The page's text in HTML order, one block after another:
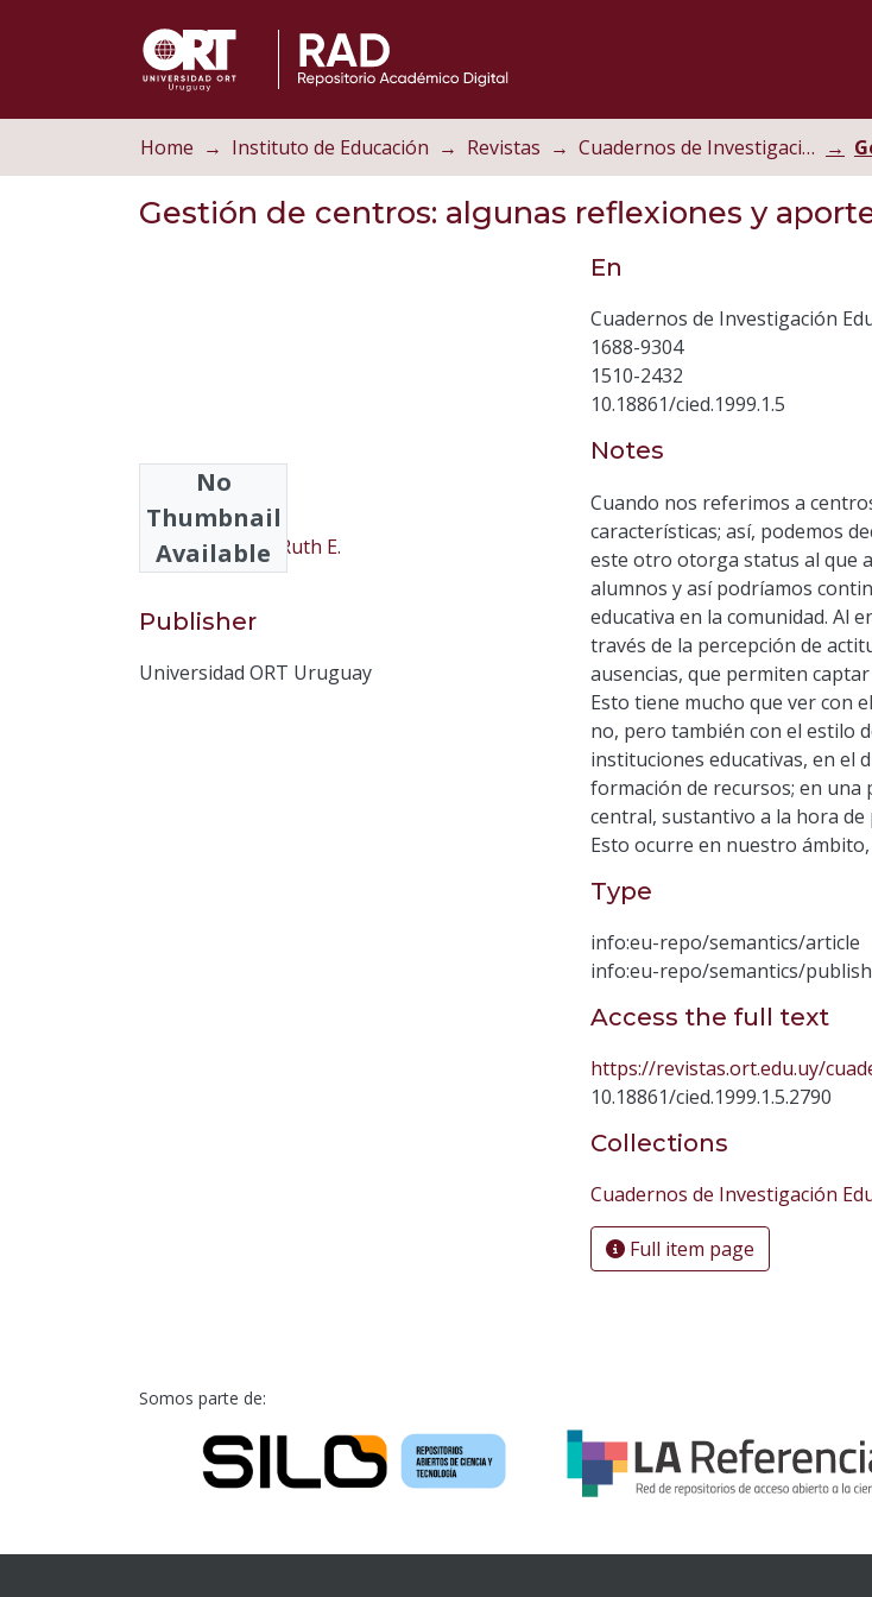
Home Instituto de Educación Revistas Cuadernos de Investigación Educativa
Gestión de centros: algunas reflexiones y
No
Thumbnail
Available
Authors
Cruz Cárdenas, Ruth E.
Publisher
Universidad ORT Uruguay
En
Cuadernos de Investigación
1688-9304
1510-2432
10.18861/cied.1999.1.5
Notes
Cuando nos referimos a
características; así, podemos
este otro otorga status al que
alumnos y así podríamos
educativa en la comunidad. Al
través de la percepción de
ausencias, que permiten
Esto tiene mucho que ver con
no, pero también con el estilo
instituciones educativas, en el
formación de recursos; en una
central, sustantivo a la hora
Esto ocurre en nuestro
Type
info:eu-repo/semantics/article
info:eu-repo/semantics/
Access the full text
https://revistas.ort.edu.uy/
10.18861/cied.1999.1.5.2790
Collections
Cuadernos de Investigación
Full item page
Somos parte de: